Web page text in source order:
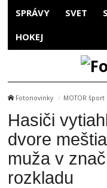
SPRÁVY SVET
HOKEJ
Fotonovinky MOTOR šport
Hasiči
dvore
muža v
rozkladu